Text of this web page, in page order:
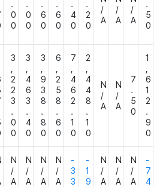
.
0
0
.
0
0
.
6
0
.
6
0
.
4
0
.
2
0
/
A
/
A
/
A
.
5
0
3
2
2
3
.
0
0
3
4
6
3
.
4
0
3
9
3
8
.
8
0
6
2
5
8
.
6
0
7
4
6
2
.
1
0
2
4
4
8
.
1
0
N
/
A
N
/
A
7
.
5
0
1
6
1
2
.
9
0
N
/
A
N
/
A
N
/
A
N
/
A
-
3
3
-
1
9
N
/
A
N
/
A
N
/
A
-
7
4